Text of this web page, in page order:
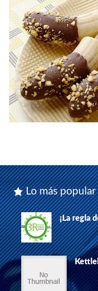
Lo más popular
¡La regla